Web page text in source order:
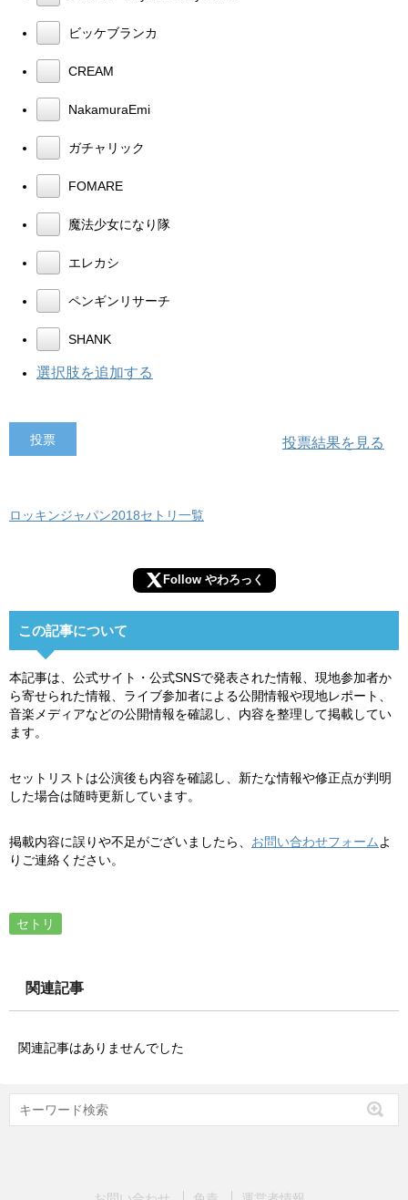
ビッケブランカ
CREAM
NakamuraEmi
ガチャリック
FOMARE
魔法少女になり隊
エレカシ
ペンギンリサーチ
SHANK
選択肢を追加する
投票結果を見る
ロッキンジャパン2018セトリ一覧
Follow やわろっく
この記事について
本記事は、公式サイト・公式SNSで発表された情報、現地参加者か
ら寄せられた情報、ライブ参加者による公開情報や現地レポート、
音楽メディアなどの公開情報を確認し、内容を整理して掲載してい
ます。
セットリストは公演後も内容を確認し、新たな情報や修正点が判明
した場合は随時更新しています。
掲載内容に誤りや不足がございましたら、 お問い合わせフォームよ
りご連絡ください。
セトリ
関連記事
関連記事はありませんでした